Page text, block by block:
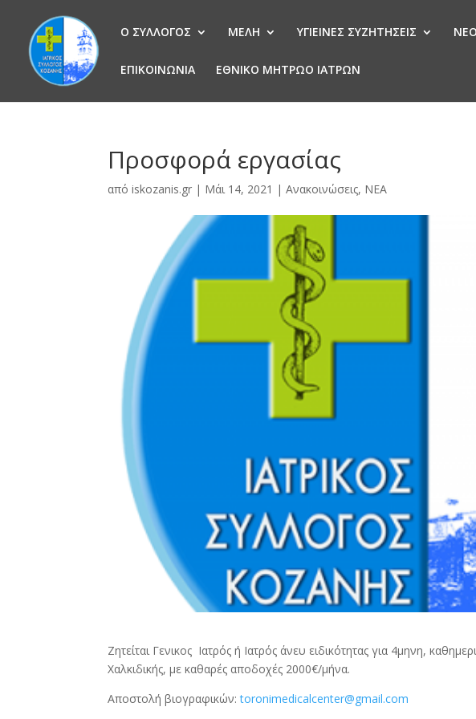
Ο ΣΥΛΛΟΓΟΣ ΜΕΛΗ ΥΓΙΕΙΝΕΣ ΣΥΖΗΤΗΣΕΙΣ
ΕΠΙΚΟΙΝΩΝΙΑ ΕΘΝΙΚΟ ΜΗΤΡΩΟ ΙΑΤΡΩΝ
Προσφορά εργασίας
απόiskozanis.gr | Μάι 14, 2021 |Ανακοινώσεις, ΝΕΑ
Ζητείται Γενικος Ιατρός ή Ιατρός άνευ ειδικότητας για 4μηνη,
Χαλκιδικής, με καθαρές αποδοχές 2000€/μήνα.
Αποστολή βιογραφικών:toronimedicalcenter@gmail.com